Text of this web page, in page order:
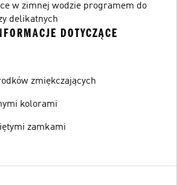
w zimnej wodzie programem do
delikatnych
DOTYCZĄCE
zmiękczających
kolorami
zamkami